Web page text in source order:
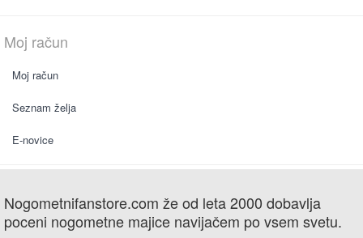
Moj račun
Moj račun
Seznam želja
E-novice
Nogometnifanstore.com že od leta 2000 dobavlja
poceni nogometne majice navijačem po vsem svetu.